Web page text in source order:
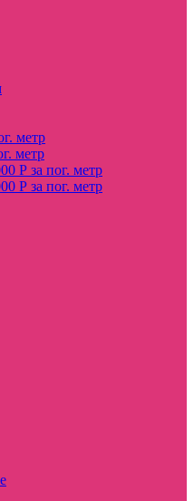
метр
метр
Р за пог. метр
Р за пог. метр